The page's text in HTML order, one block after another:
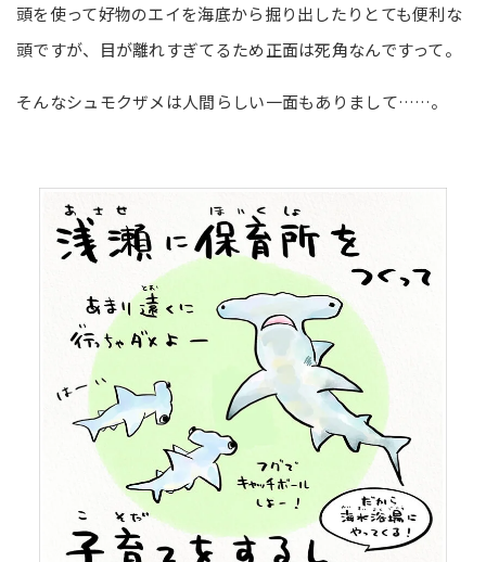
頭を使って好物のエイを海底から掘り出したりとても便利な
頭ですが、目が離れすぎてるため正面は死角なんですって。
そんなシュモクザメは人間らしい一面もありまして……。